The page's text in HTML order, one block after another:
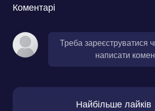
Коментарі
Треба зареєструватися
написати
Найбільше лайків